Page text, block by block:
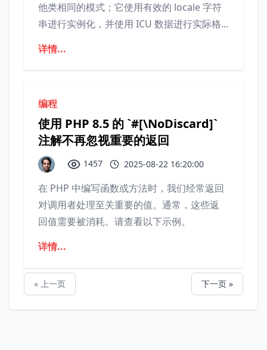
他类相同的模式；它使用有效的 locale 字符
串进行实例化，并使用 ICU 数据进行实际格...
详情...
编程
使用 PHP 8.5 的 `#[\NoDiscard]`
注解不再忽视重要的返回
1457 2025-08-22 16:20:00
在 PHP 中编写函数或方法时，我们经常返回
对调用者处理至关重要的值。通常，这些返
回值需要被消耗。请查看以下示例。
详情...
« 上一页 下一页 »